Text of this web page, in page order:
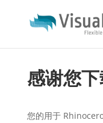
感谢您
您的用于